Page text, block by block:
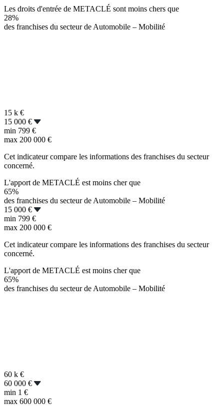
Les droits d'entrée de METACLÉ sont moins chers que
28%
des franchises du secteur de Automobile – Mobilité
15 k €
15 000 €
min 799 €
max 200 000 €
Cet indicateur compare les informations des franchises du secteur
concerné.
L'apport de METACLÉ est moins cher que
65%
des franchises du secteur de Automobile – Mobilité
15 000 €
min 799 €
max 200 000 €
Cet indicateur compare les informations des franchises du secteur
concerné.
L'apport de METACLÉ est moins cher que
65%
des franchises du secteur de Automobile – Mobilité
60 k €
60 000 €
min 1 €
max 600 000 €